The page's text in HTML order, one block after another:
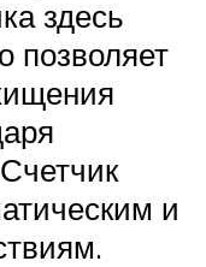
здесь
позволяет
и